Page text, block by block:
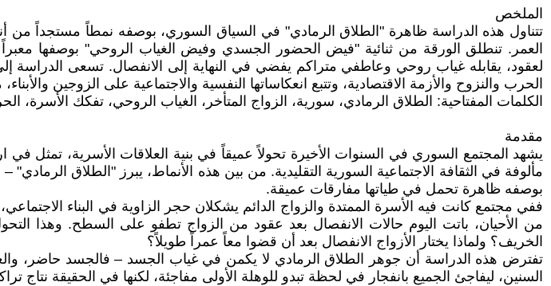
الملخص
تتناول هذه الدراسة ظاهرة "الطلاق الرمادي" في السياق السوري، بوصفه نمطاً مستجداً
العمر. تنطلق الورقة من ثنائية "فيض الحضور الجسدي وفيض الغياب الروحي" بوصفها
لعقود، يقابله غياب روحي وعاطفي متراكم يفضي في النهاية إلى الانفصال. تسعى
الحرب والنزوح والأزمة الاقتصادية، وتتبع انعكاساتها النفسية والاجتماعية على الزوجين
الكلمات المفتاحية: الطلاق الرمادي، سورية، الزواج المتأخر، الغياب الروحي، تفكك الأسرة،
مقدمة
يشهد المجتمع السوري في السنوات الأخيرة تحولاً عميقاً في بنية العلاقات الأسرية،
مألوفة في الثقافة الاجتماعية السورية التقليدية. من بين هذه الأنماط، يبرز "الطلاق
بوصفه ظاهرة تحمل في طياتها مفارقات عميقة.
ففي مجتمع كانت فيه الأسرة الممتدة والزواج الدائم يشكلان حجر الزاوية في البناء
من الأحيان، باتت اليوم حالات الانفصال بعد عقود من الزواج تطفو على السطح. وهذا
الخريف؟ ولماذا يختار الأزواج الانفصال بعد أن قضوا معاً عمراً طويلاً؟
تفترض هذه الدراسة أن جوهر الطلاق الرمادي لا يكمن في غياب الجسد – فالجسد حاضر،
السنين، ليفاجئ الجميع بانفجار في لحظة تبدو للوهلة الأولى مفاجئة، لكنها في الحقيقة نتاج